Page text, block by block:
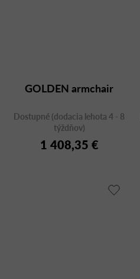
GOLDEN armchair
Dostupné (dodacia lehota 4 - 8
týždňov)
1 408,35 €